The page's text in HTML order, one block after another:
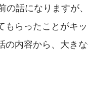
の話になりますが
もらったことがキ
の内容から、大き